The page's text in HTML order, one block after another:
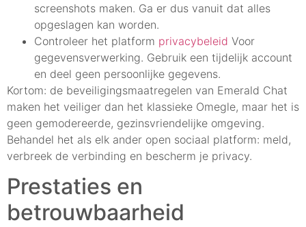
screenshots maken. Ga er dus vanuit dat alles
opgeslagen kan worden.
Controleer het platform privacybeleid Voor
gegevensverwerking. Gebruik een tijdelijk account
en deel geen persoonlijke gegevens.
Kortom: de beveiligingsmaatregelen van Emerald Chat
maken het veiliger dan het klassieke Omegle, maar het is
geen gemodereerde, gezinsvriendelijke omgeving.
Behandel het als elk ander open sociaal platform: meld,
verbreek de verbinding en bescherm je privacy.
Prestaties en
betrouwbaarheid